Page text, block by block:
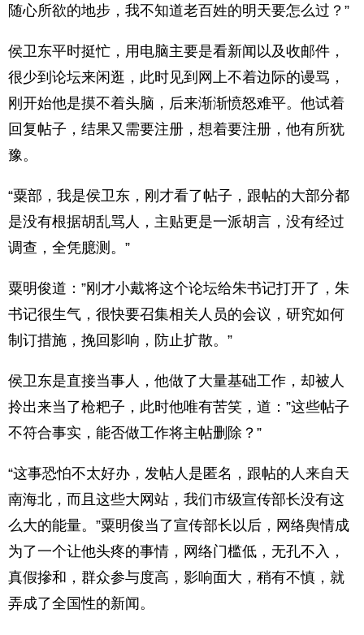
随心所欲的地步，我不知道老百姓的明天要怎么过？”
侯卫东平时挺忙，用电脑主要是看新闻以及收邮件，
很少到论坛来闲逛，此时见到网上不着边际的谩骂，
刚开始他是摸不着头脑，后来渐渐愤怒难平。他试着
回复帖子，结果又需要注册，想着要注册，他有所犹
豫。
“粟部，我是侯卫东，刚才看了帖子，跟帖的大部分都
是没有根据胡乱骂人，主贴更是一派胡言，没有经过
调查，全凭臆测。”
粟明俊道：”刚才小戴将这个论坛给朱书记打开了，朱
书记很生气，很快要召集相关人员的会议，研究如何
制订措施，挽回影响，防止扩散。”
侯卫东是直接当事人，他做了大量基础工作，却被人
拎出来当了枪粑子，此时他唯有苦笑，道：”这些帖子
不符合事实，能否做工作将主帖删除？”
“这事恐怕不太好办，发帖人是匿名，跟帖的人来自天
南海北，而且这些大网站，我们市级宣传部长没有这
么大的能量。”粟明俊当了宣传部长以后，网络舆情成
为了一个让他头疼的事情，网络门槛低，无孔不入，
真假摻和，群众参与度高，影响面大，稍有不慎，就
弄成了全国性的新闻。